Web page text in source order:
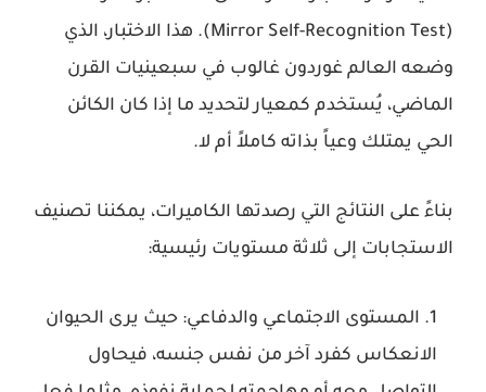
(Mirror Self-Recognition Test). هذا الاختبار، الذي
وضعه العالم غوردون غالوب في سبعينيات القرن
الماضي، يُستخدم كمعيار لتحديد ما إذا كان الكائن
الحي يمتلك وعياً بذاته كاملاً أم لا.
بناءً على النتائج التي رصدتها الكاميرات، يمكننا تصنيف
الاستجابات إلى ثلاثة مستويات رئيسية:
المستوى الاجتماعي والدفاعي: حيث يرى الحيوان
الانعكاس كفرد آخر من نفس جنسه، فيحاول